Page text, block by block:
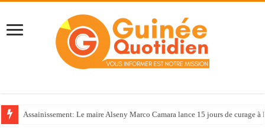
Assainissement: Le maire Alseny Marco Camara lance 15 jours de curage à